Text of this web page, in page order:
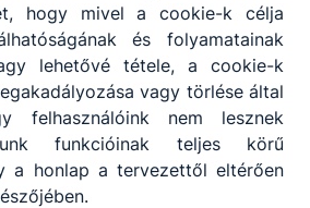
2026
hogy mivel a cookie-k célja
és folyamatainak
lehetővé tétele, a cookie-k
vagy törlése által
felhasználóink nem lesznek
funkcióinak teljes körű
a honlap a tervezettől eltérően